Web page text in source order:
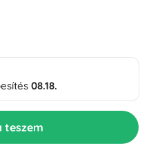
08.18.
teszem